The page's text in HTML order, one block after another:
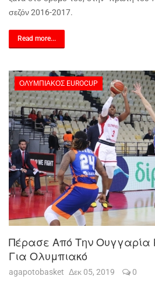
σεζόν 2016-2017.
Read more...
ΟΛΥΜΠΙΑΚΌΣ EUROCUP
Πέρασε Από Την Ουγγαρία
Για Ολυμπιακό
agapotobasket Δεκ 05, 2019
0